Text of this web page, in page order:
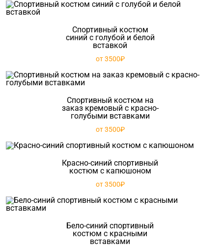
Спортивный костюм
синий с голубой и белой
вставкой
от 3500₽
Спортивный костюм на
заказ кремовый с красно-
голубыми вставками
от 3500₽
Красно-синий спортивный
костюм с капюшоном
от 3500₽
Бело-синий спортивный
костюм с красными
вставками